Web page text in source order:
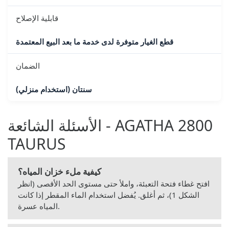
قابلية الإصلاح
قطع الغيار متوفرة لدى خدمة ما بعد البيع المعتمدة
الضمان
سنتان (استخدام منزلي)
الأسئلة الشائعة - AGATHA 2800
TAURUS
كيفية ملء خزان المياه؟
افتح غطاء فتحة التعبئة، واملأ حتى مستوى الحد الأقصى (انظر
الشكل 1)، ثم أغلق. يُفضل استخدام الماء المقطر إذا كانت
المياه عسرة.